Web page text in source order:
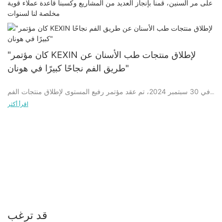
على مر السنين، قمنا بإنجاز العديد من المشاريع وكسبنا قاعدة عملاء قوية
مخلصة لنا لسنوات
"كان مؤتمر KEXIN لإطلاق منتجات طب الأسنان عن
طريق الفم نجاحًا كبيرًا في هونان"
في 30 سبتمبر 2024، تم عقد مؤتمر رفيع المستوى لإطلاق منتجات الفم
والأسنان بنجاح في هونان، والذي جذب اهتمامًا واسع النطاق في الصناعة.
اقرأ أكثر
قد ترغب